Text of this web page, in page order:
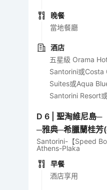
晚餐
當地餐廳
酒店
五星級 Orama
Santorini或Costa
Suites或Aqua
Santorini Resort
D6 |聖淘維尼島─
─雅典─希臘蘭桂芳
Santorini-【Speed
Athens-Plaka
早餐
酒店享用